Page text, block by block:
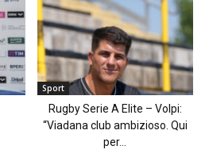
Sport
Rugby Serie A Elite – Volpi:
“Viadana club ambizioso. Qui
per...